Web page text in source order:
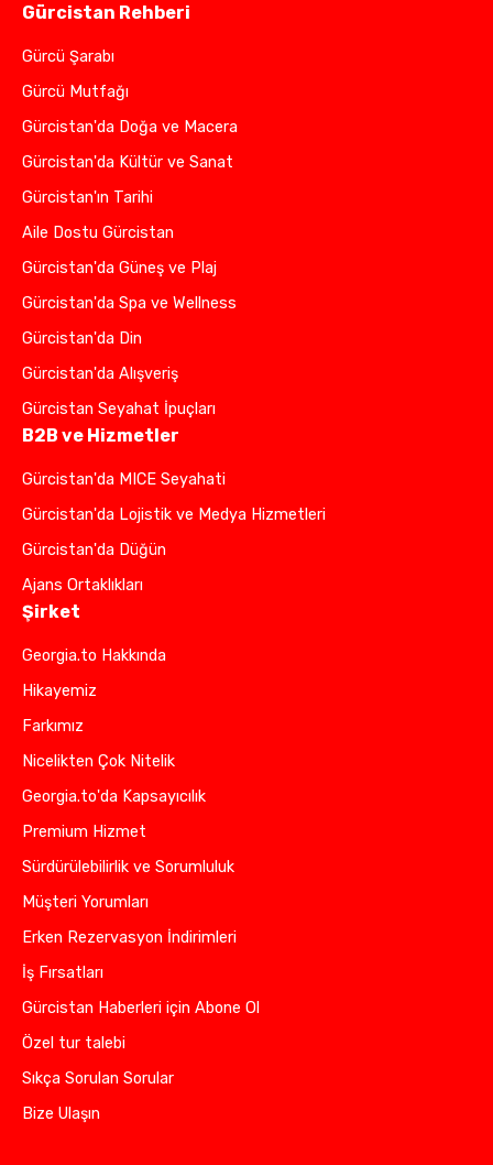
Gürcistan Rehberi
Gürcü Şarabı
Gürcü Mutfağı
Gürcistan'da Doğa ve Macera
Gürcistan'da Kültür ve Sanat
Gürcistan'ın Tarihi
Aile Dostu Gürcistan
Gürcistan'da Güneş ve Plaj
Gürcistan'da Spa ve Wellness
Gürcistan'da Din
Gürcistan'da Alışveriş
Gürcistan Seyahat İpuçları
B2B ve Hizmetler
Gürcistan'da MICE Seyahati
Gürcistan'da Lojistik ve Medya Hizmetleri
Gürcistan'da Düğün
Ajans Ortaklıkları
Şirket
Georgia.to Hakkında
Hikayemiz
Farkımız
Nicelikten Çok Nitelik
Georgia.to'da Kapsayıcılık
Premium Hizmet
Sürdürülebilirlik ve Sorumluluk
Müşteri Yorumları
Erken Rezervasyon İndirimleri
İş Fırsatları
Gürcistan Haberleri için Abone Ol
Özel tur talebi
Sıkça Sorulan Sorular
Bize Ulaşın